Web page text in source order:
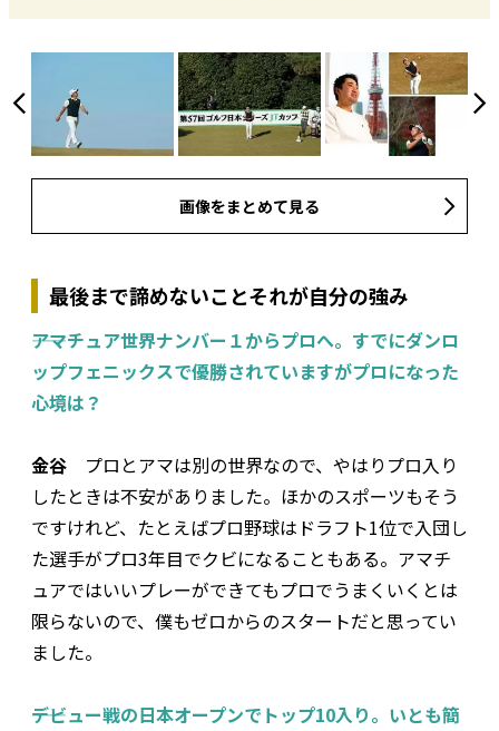
画像をまとめて見る
最後まで諦めないことそれが自分の強み
――アマチュア世界ナンバー１からプロへ。すでにダンロ
ップフェニックスで優勝されていますがプロになった
心境は？
金谷 プロとアマは別の世界なので、やはりプロ入り
したときは不安がありました。ほかのスポーツもそう
ですけれど、たとえばプロ野球はドラフト1位で入団し
た選手がプロ3年目でクビになることもある。アマチ
ュアではいいプレーができてもプロでうまくいくとは
限らないので、僕もゼロからのスタートだと思ってい
ました。
――デビュー戦の日本オープンでトップ10入り。いとも簡